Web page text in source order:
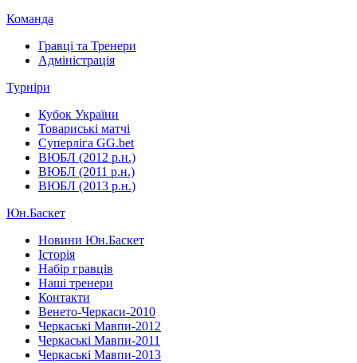
Команда
Гравці та Тренери
Адміністрація
Турніри
Кубок України
Товариські матчі
Суперліга GG.bet
ВЮБЛ (2012 р.н.)
ВЮБЛ (2011 р.н.)
ВЮБЛ (2013 р.н.)
Юн.Баскет
Новини Юн.Баскет
Історія
Набір гравців
Наші тренери
Контакти
Венето-Черкаси-2010
Черкаські Мавпи-2012
Черкаські Мавпи-2011
Черкаські Мавпи-2013